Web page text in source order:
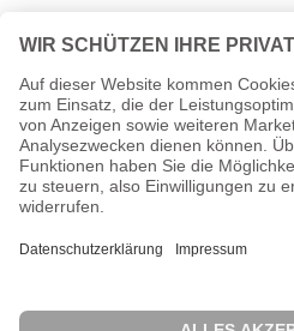
ARTIKEL
INFORMATIONEN